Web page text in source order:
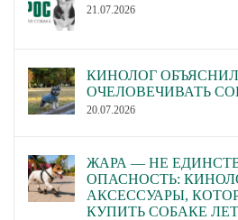
21.07.2026
КИНОЛОГ
ОЧЕЛОВЕЧИВАТЬ
20.07.2026
ЖАРА — НЕ
ОПАСНОСТЬ:
АКСЕССУАРЫ,
КУПИТЬ СОБАКЕ